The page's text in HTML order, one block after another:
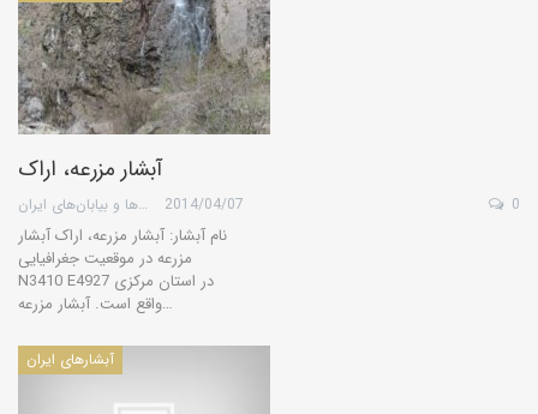
آبشار مزرعه، اراک
گروه کویرها و بیابان‌های ایران 2014/04/07 0
نام آبشار: آبشار مزرعه، اراک آبشار
مزرعه در موقعیت جغرافیایی
N3410 E4927 در استان مرکزی
واقع است. آبشار مزرعه…
آبشارهای ایران